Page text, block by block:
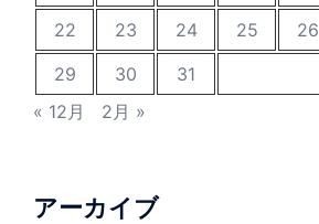
22
23 24 25 26
29
30
31
« 12月
2月 »
アーカイブ